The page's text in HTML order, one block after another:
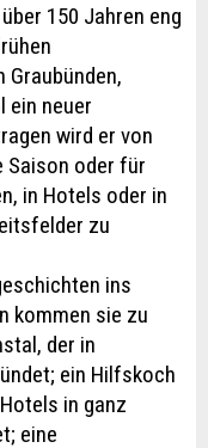
150 Jahren eng
ein neuer
wird er von
Saison oder für
in Hotels oder in
zu
ins
kommen sie zu
der in
ein Hilfskoch
in ganz
eine